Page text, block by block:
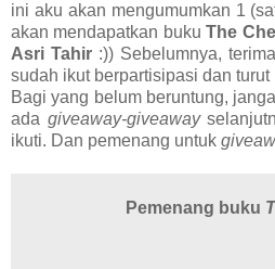
ini aku akan mengumumkan 1
akan mendapatkan bukuThe
Asri Tahir :)) Sebelumnya,
sudah ikut berpartisipasi dan turut
Bagi yang belum beruntung,
ada giveaway-giveaway
ikuti. Dan pemenang untuk
Pemenang buku